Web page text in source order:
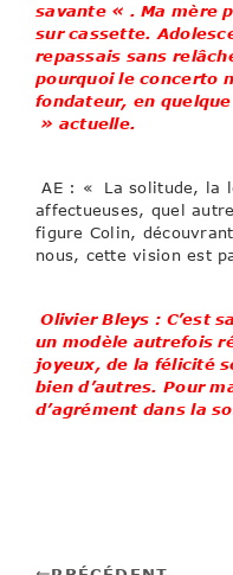
savante « . Ma mère
sur cassette.
repassais sans
pourquoi le concerto
fondateur, en
» actuelle.
AE : « La solitude, la
affectueuses, quel
figure Colin,
nous, cette vision est
Olivier Bleys : C’est
un modèle autrefois
joyeux, de la félicité
bien d’autres. Pour
d’agrément dans la